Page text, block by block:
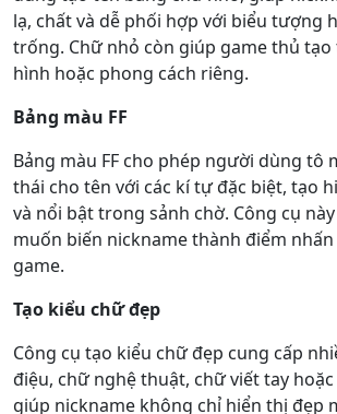
lạ, chất và dễ phối hợp với biểu tượng
trống. Chữ nhỏ còn giúp game thủ tạo
hình hoặc phong cách riêng.
Bảng màu FF
Bảng màu FF cho phép người dùng tô
thái cho tên với các kí tự đặc biệt, tạo
và nổi bật trong sảnh chờ. Công cụ
muốn biến nickname thành điểm
game.
Tạo kiểu chữ đẹp
Công cụ tạo kiểu chữ đẹp cung cấp
điệu, chữ nghệ thuật, chữ viết tay
giúp nickname không chỉ hiển thị đẹp